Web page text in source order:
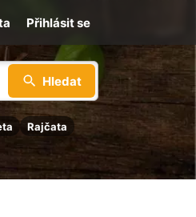
Hledat
Rajčata
Přihlásit se